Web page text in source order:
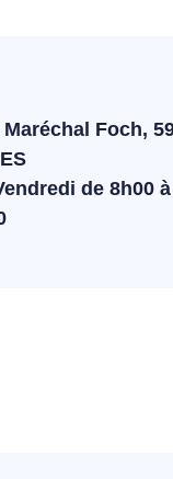
Foch,
de 8h00